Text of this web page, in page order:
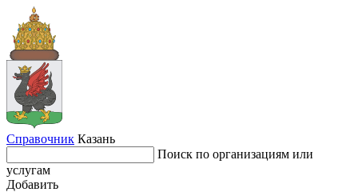
Справочник Казань
Поиск по организациям или
услугам
Добавить